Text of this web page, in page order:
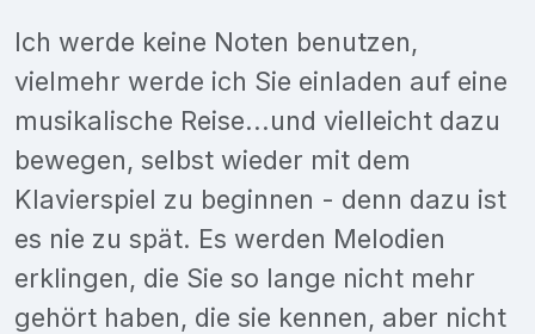
Ich werde keine Noten benutzen,
vielmehr werde ich Sie einladen auf eine
musikalische Reise...und vielleicht dazu
bewegen, selbst wieder mit dem
Klavierspiel zu beginnen - denn dazu ist
es nie zu spät. Es werden Melodien
erklingen, die Sie so lange nicht mehr
gehört haben, die sie kennen, aber nicht